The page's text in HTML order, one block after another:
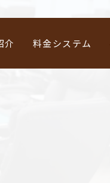
介 料金システム